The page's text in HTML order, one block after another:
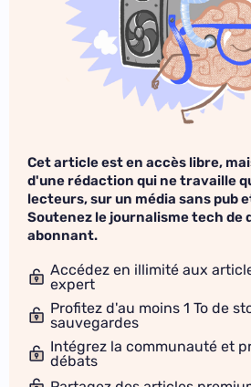
Cet article est en accès libre,
d'une rédaction qui ne travaille
lecteurs, sur un média sans pub
Soutenez le journalisme tech de
abonnant.
Accédez en illimité aux
expert
Profitez d'au moins 1 To de
sauvegardes
Intégrez la communauté et
débats